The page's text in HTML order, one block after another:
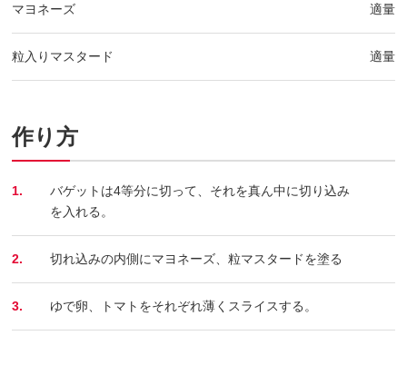
マヨネーズ 適量
粒入りマスタード 適量
作り方
1.
バゲットは4等分に切って、それを真ん中に切り込み
を入れる。
2. 切れ込みの内側にマヨネーズ、粒マスタードを塗る
3. ゆで卵、トマトをそれぞれ薄くスライスする。